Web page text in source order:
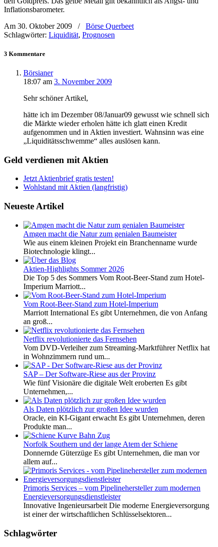
Inflationsbarometer.
Am 30. Oktober 2009
/
Börse Querbeet
Schlagwörter: Liquidität, Prognosen
3 Kommentare
Börsianer
18:07 am 3. November 2009
Sehr schöner Artikel,
hätte ich im Dezember 08/Januar09 gewusst wie schnell sich
die Märkte wieder erholen hätte ich glatt einen Kredit
aufgenommen und in Aktien investiert. Wahnsinn was eine
„Liquiditätsschwemme“ alles auslösen kann.
Geld verdienen mit Aktien
Jetzt Aktienbrief gratis testen!
Wohlstand mit Aktien (langfristig)
Neueste Artikel
Amgen macht die Natur zum genialen Baumeister
Wie aus einem kleinen Projekt ein Branchenname wurde
Biotechnologie klingt...
Aktien-Highlights Sommer 2026
Die Top 5 des Sommers Vom Root-Beer-Stand zum Hotel-
Imperium Marriott...
Vom Root-Beer-Stand zum Hotel-Imperium
Marriott International Es gibt Unternehmen, die von Anfang
an groß...
Netflix revolutionierte das Fernsehen
Vom DVD-Verleiher zum Streaming-Marktführer Netflix hat
in Wohnzimmern rund um...
SAP – Der Software-Riese aus der Provinz
Wie fünf Visionäre die digitale Welt eroberten Es gibt
Unternehmen,...
Als Daten plötzlich zur großen Idee wurden
Oracle, ein KI-Gigant erwacht Es gibt Unternehmen, deren
Produkte man...
Norfolk Southern und der lange Atem der Schiene
Donnernde Güterzüge Es gibt Unternehmen, die man vor
allem auf...
Primoris Services – vom Pipelinehersteller zum modernen
Energieversorgungsdienstleister
Innovative Ingenieursarbeit Die moderne Energieversorgung
ist einer der wirtschaftlichen Schlüsselsektoren...
Schlagwörter